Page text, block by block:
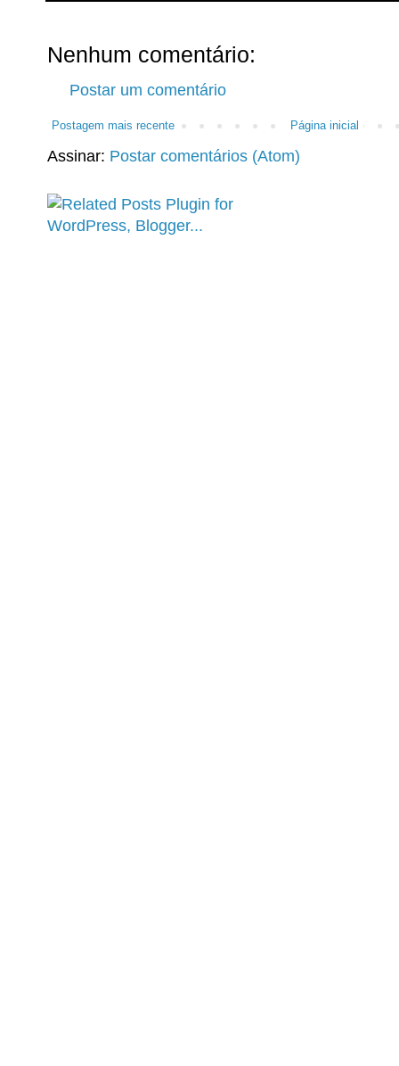
Nenhum comentário:
Postar um comentário
Postagem mais recente Página inicial
Assinar: Postar comentários (Atom)